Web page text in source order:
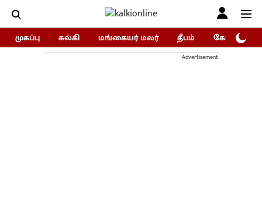
முகப்பு கல்கி மங்கையர் மலர் தீபம் கோகுலம்/
Advertisement